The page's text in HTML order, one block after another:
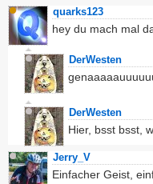
quarks123
hey du mach mal
DerWesten
DerWesten
Hier, bsst bsst,
Jerry_V
Einfacher Geist,